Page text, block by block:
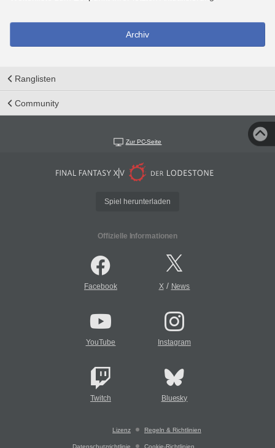
Archiv
Ranglisten
Community
Zur PC-Seite
Spiel herunterladen
Offizielle Informationen
Facebook X/ News
YouTube Instagram
Twitch Bluesky
Lizenz Regeln & Richtlinien
Datenschutzrichtlinie Cookie-Richtlinien